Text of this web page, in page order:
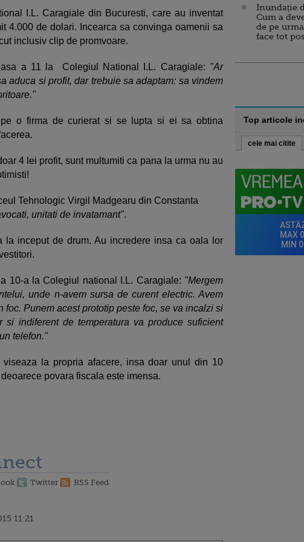
I.L. Caragiale din Bucuresti, care au inventat
4.000 de dolari. Incearca sa convinga oamenii sa
inclusiv clip de promvoare.
a 11 la Colegiul National I.L. Caragiale: "Ar
aduca si profit, dar trebuie sa adaptam: sa vindem
o firma de curierat si se lupta si ei sa obtina
4 lei profit, sunt multumiti ca pana la urma nu au
Tehnologic Virgil Madgearu din Constanta
unitati de invatamant".
la inceput de drum. Au incredere insa ca oala lor
10-a la Colegiul national I.L. Caragiale: "Mergem
unde n-avem sursa de curent electric. Avem
foc. Punem acest prototip peste foc, se va incalzi si
si indiferent de temperatura va produce suficient
telefon."
la propria afacere, insa doar unul din 10
povara fiscala este imensa.
Twitter RSS Feed
11:21
Inundație
Cum a
de pe
face tot
Top articole
cele mai citite